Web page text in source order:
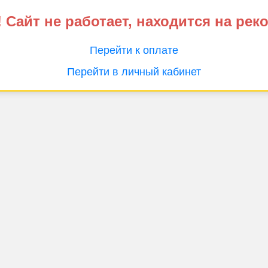
не работает, находится на
Перейти к оплате
Перейти в личный кабинет